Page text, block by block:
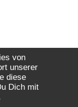
von
unserer
diese
Dich mit